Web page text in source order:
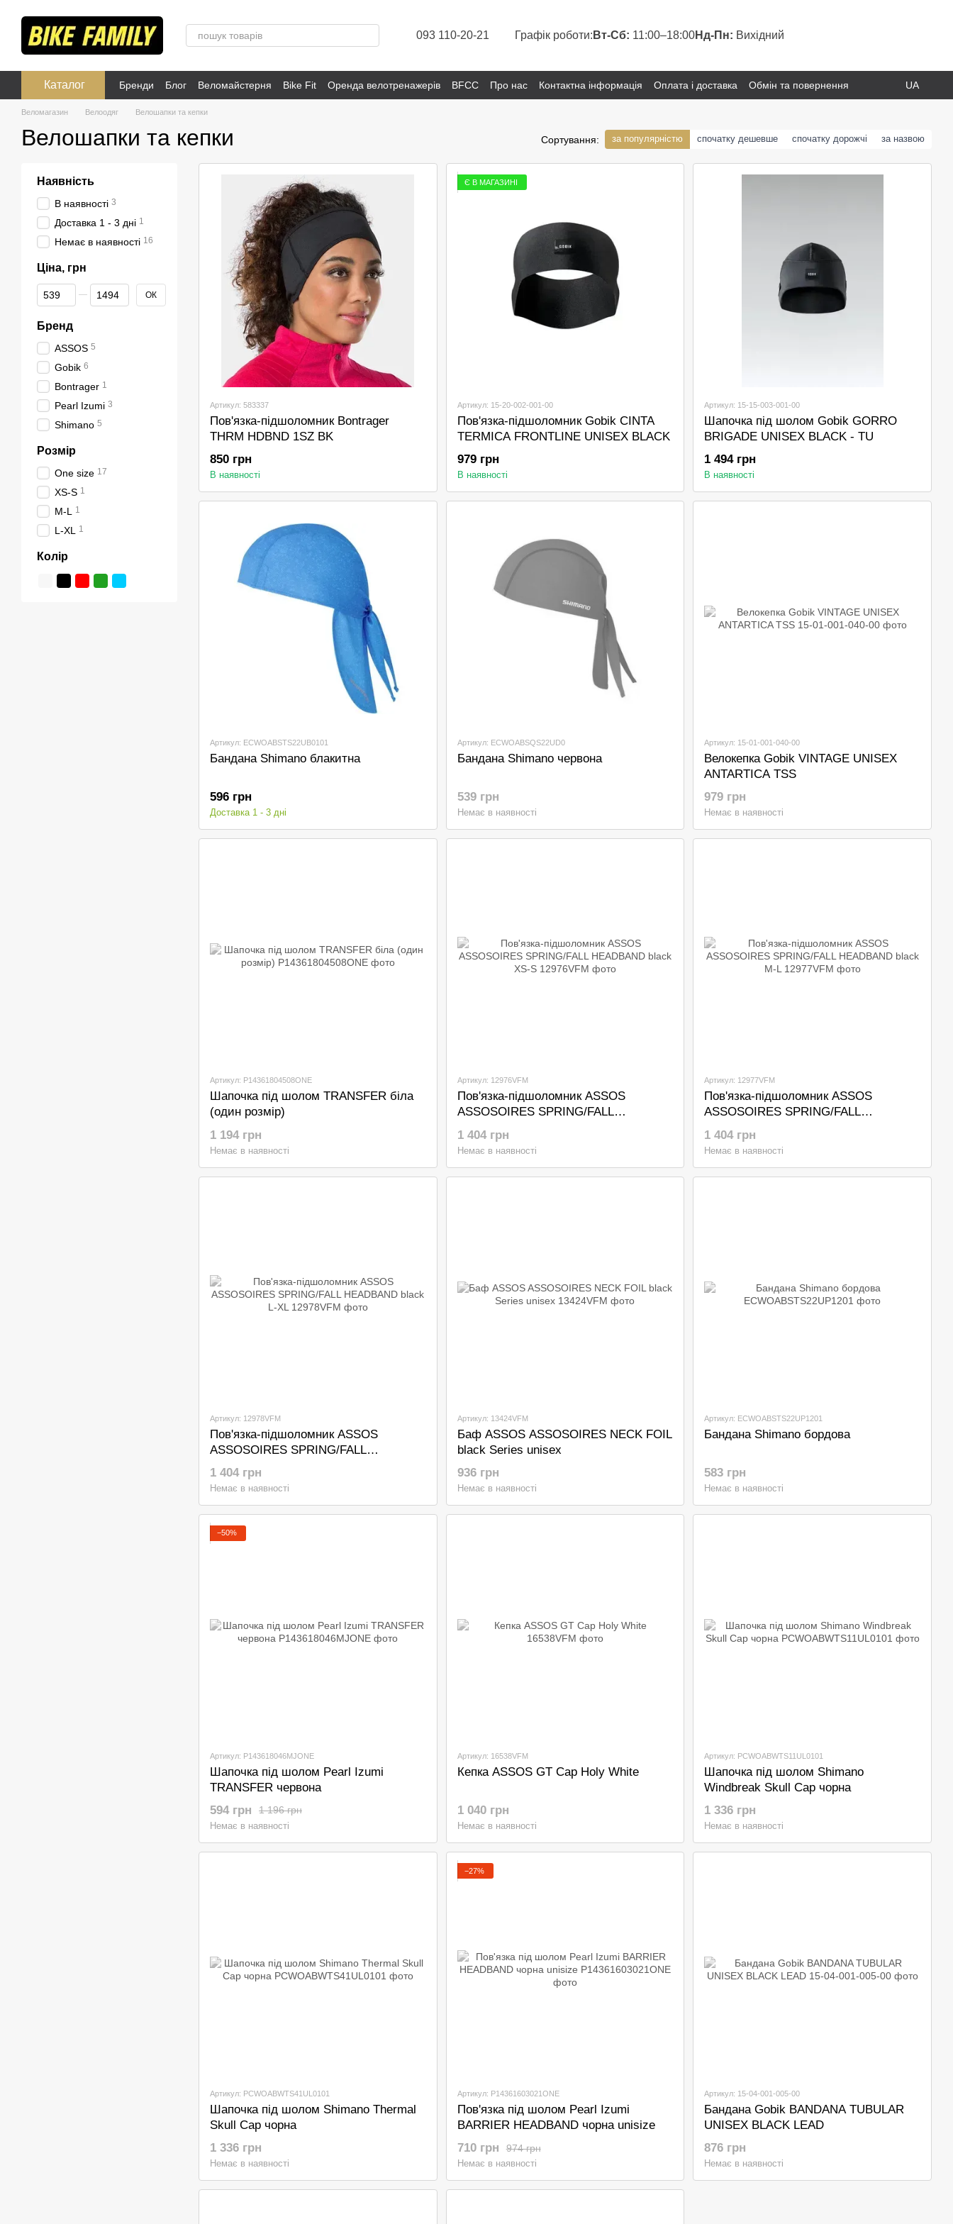
093 110-20-21 Графік роботи: Вт-Сб: 11:00–18:00Нд-Пн: Вихідний
Каталог Бренди Блог Веломайстерня Bike Fit Оренда велотренажерів BFCC Про нас Контактна інформація Оплата і доставка
Обмін та повернення
Розпродаж
Публічна оферта
UA
Веломагазин Велоодяг Велошапки та кепки
Велошапки та кепки Сортування: за популярністю спочатку дешевше спочатку дорожчі за назвою
Артикул: 583337
Пов'язка-підшоломник Bontrager
THRM HDBND 1SZ BK
850 грн
В наявності
Є В МАГАЗИНІ
Артикул: 15-20-002-001-00
Пов'язка-підшоломник Gobik CINTA
TERMICA FRONTLINE UNISEX BLACK
979 грн
В наявності
Артикул: 15-15-003-001-00
Шапочка під шолом Gobik GORRO
BRIGADE UNISEX BLACK - TU
1 494 грн
В наявності
Артикул: ECWOABSTS22UB0101
Бандана Shimano блакитна
596 грн
Доставка 1 - 3 дні
Артикул: ECWOABSQS22UD0
Бандана Shimano червона
539 грн
Немає в наявності
Артикул: 15-01-001-040-00
Велокепка Gobik VINTAGE UNISEX
ANTARTICA TSS
979 грн
Немає в наявності
Артикул: P14361804508ONE
Шапочка під шолом TRANSFER біла
(один розмір)
1 194 грн
Немає в наявності
Артикул: 12976VFM
Пов'язка-підшоломник ASSOS
ASSOSOIRES SPRING/FALL
HEADBAND black XS-S
1 404 грн
Немає в наявності
Артикул: 12977VFM
Пов'язка-підшоломник ASSOS
ASSOSOIRES SPRING/FALL
HEADBAND black M-L
1 404 грн
Немає в наявності
Артикул: 12978VFM
Пов'язка-підшоломник ASSOS
ASSOSOIRES SPRING/FALL
HEADBAND black L-XL
1 404 грн
Немає в наявності
Артикул: 13424VFM
Баф ASSOS ASSOSOIRES NECK FOIL
black Series unisex
936 грн
Немає в наявності
Артикул: ECWOABSTS22UP1201
Бандана Shimano бордова
583 грн
Немає в наявності
−50%
Артикул: P143618046MJONE
Шапочка під шолом Pearl Izumi
TRANSFER червона
1 196 грн
594 грн
Немає в наявності
Артикул: 16538VFM
Кепка ASSOS GT Cap Holy White
1 040 грн
Немає в наявності
Артикул: PCWOABWTS11UL0101
Шапочка під шолом Shimano
Windbreak Skull Cap чорна
1 336 грн
Немає в наявності
Артикул: PCWOABWTS41UL0101
Шапочка під шолом Shimano Thermal
Skull Cap чорна
1 336 грн
Немає в наявності
−27%
Артикул: P14361603021ONE
Пов'язка під шолом Pearl Izumi
BARRIER HEADBAND чорна unisize
974 грн
710 грн
Немає в наявності
Артикул: 15-04-001-005-00
Бандана Gobik BANDANA TUBULAR
UNISEX BLACK LEAD
876 грн
Немає в наявності
Наявність
В наявності 3
Доставка 1 - 3 дні 1
Немає в наявності 16
Ціна, грн
Від Ціна, грн
До Ціна, грн ОК
Бренд
ASSOS 5
Gobik 6
Bontrager 1
Pearl Izumi 3
Shimano 5
Розмір
One size 17
XS-S 1
M-L 1
L-XL 1
Колір